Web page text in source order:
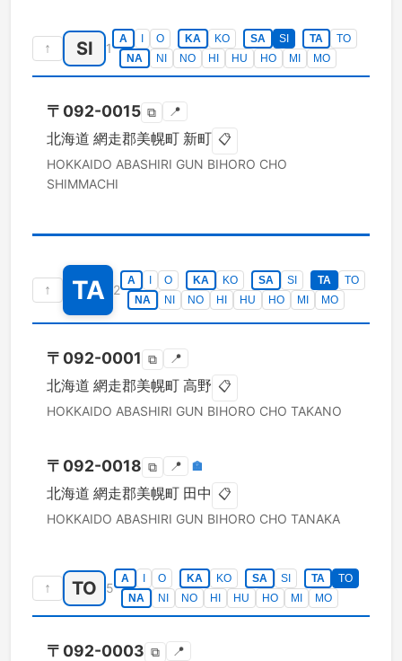
↑ SI 1
A O KA KO SA SI TA
TO
NA
NI NO HI HU HO MI MO
〒 092-0015 ⧉ 📍
北海道 網走郡美幌町 新町 📋
HOKKAIDO ABASHIRI GUN BIHORO CHO
SHIMMACHI
↑ TA 2
A O KA KO SA SI TA
TO
NA
NI NO HI HU HO MI MO
〒 092-0001 ⧉ 📍
北海道 網走郡美幌町 高野 📋
HOKKAIDO ABASHIRI GUN BIHORO CHO TAKANO
〒 092-0018 ⧉ 📍 🏣
北海道 網走郡美幌町 田中 📋
HOKKAIDO ABASHIRI GUN BIHORO CHO TANAKA
↑ TO 5
A O KA KO SA SI TA
TO
NA
NI NO HI HU HO MI MO
〒 092-0003 ⧉ 📍